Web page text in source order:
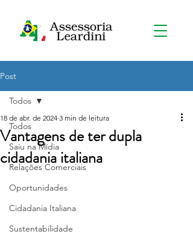
Post
Todos
Saiu na Mídia
Relações Comerciais
Oportunidades
Cidadania Italiana
Sustentabilidade
Todos
Vantagens de ter dupla
cidadania italiana
18 de abr. de 2024 3 min de leitura